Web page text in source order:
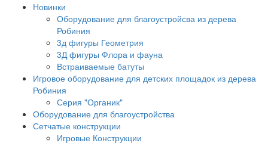
Новинки
Оборудование для благоустройсва из дерева
Робиния
3д фигуры Геометрия
3Д фигуры Флора и фауна
Встраиваемые батуты
Игровое оборудование для детских площадок из дерева
Робиния
Серия "Органик"
Оборудование для благоустройства
Сетчатые конструкции
Игровые Конструкции